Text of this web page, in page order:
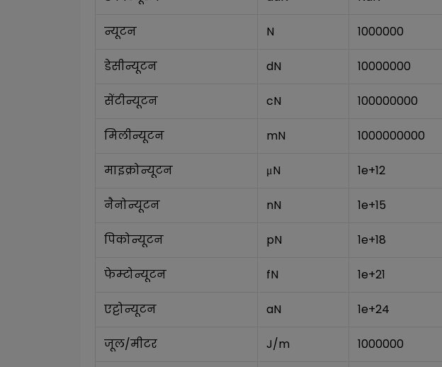
न्यूटन N 1000000
डेसीन्यूटन dN 10000000
सेंटीन्यूटन cN 100000000
मिलीन्यूटन mN 1000000000
माइक्रोन्यूटन μN 1e+12
नैनोन्यूटन nN 1e+15
पिकोन्यूटन pN 1e+18
फेम्टोन्यूटन fN 1e+21
एट्टोन्यूटन aN 1e+24
जूल/मीटर J/m 1000000